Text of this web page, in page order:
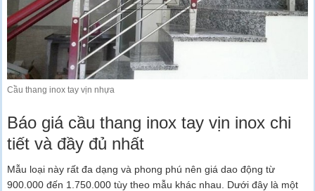
Cầu thang inox tay vịn nhựa
Báo giá cầu thang inox tay vịn inox chi
tiết và đầy đủ nhất
Mẫu loại này rất đa dạng và phong phú nên giá dao động từ
900.000 đến 1.750.000 tùy theo mẫu khác nhau. Dưới đây là một